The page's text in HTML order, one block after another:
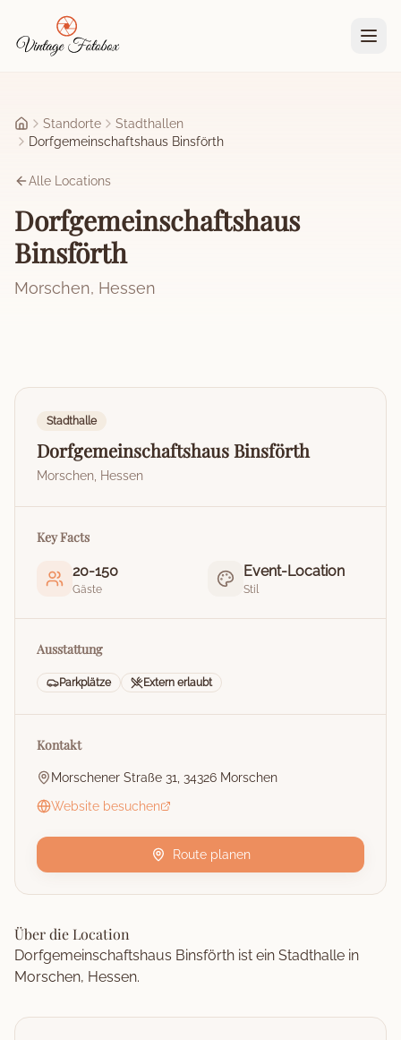
Startseite
Standorte
Stadthallen
Dorfgemeinschaftshaus Binsförth
Alle Locations
Dorfgemeinschaftshaus
Binsförth
Morschen, Hessen
Stadthalle
Dorfgemeinschaftshaus Binsförth
Morschen Hessen
Key Facts
20-150
Gäste
Event-Location
Stil
Ausstattung
Parkplätze Extern erlaubt
Kontakt
Morschener Straße 31, 34326 Morschen
Website besuchen
Route planen
Über die Location
Dorfgemeinschaftshaus Binsförth ist ein Stadthalle in
Morschen, Hessen.